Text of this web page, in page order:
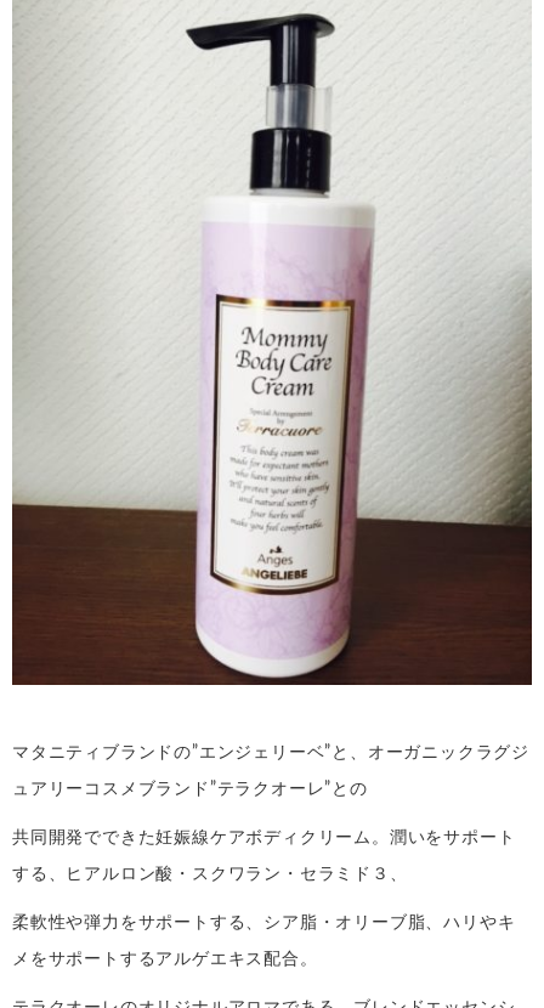
マタニティブランドの”エンジェリーベ”と、オーガニックラグジ
ュアリーコスメブランド”テラクオーレ”との
共同開発でできた妊娠線ケアボディクリーム。潤いをサポート
する、ヒアルロン酸・スクワラン・セラミド３、
柔軟性や弾力をサポートする、シア脂・オリーブ脂、ハリやキ
メをサポートするアルゲエキス配合。